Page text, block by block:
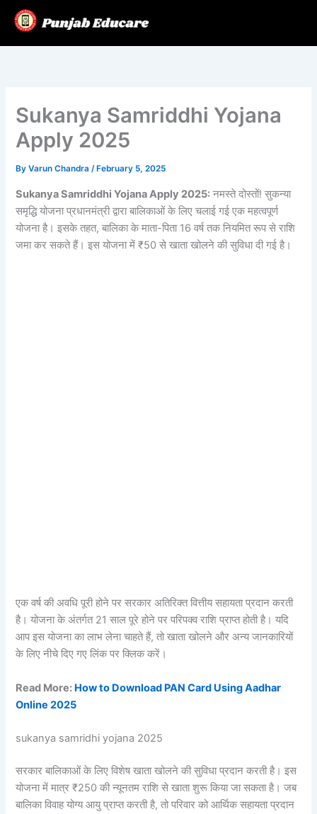
Skip
Sukanya Samriddhi Yojana
Apply 2025
ByVarun Chandra/ February 5, 2025
Sukanya Samriddhi Yojana Apply 2025: नमस्ते दोस्तों! सुकन्या
समृद्धि योजना प्रधानमंत्री द्वारा बालिकाओं के लिए चलाई गई एक महत्वपूर्ण
योजना है। इसके तहत, बालिका के माता-पिता 16 वर्ष तक नियमित रूप से राशि
जमा कर सकते हैं। इस योजना में ₹50 से खाता खोलने की सुविधा दी गई है।
एक वर्ष की अवधि पूरी होने पर सरकार अतिरिक्त वित्तीय सहायता प्रदान करती
है। योजना के अंतर्गत 21 साल पूरे होने पर परिपक्व राशि प्राप्त होती है। यदि
आप इस योजना का लाभ लेना चाहते हैं, तो खाता खोलने और अन्य जानकारियों
के लिए नीचे दिए गए लिंक पर क्लिक करें।
Read More: How to Download PAN Card Using Aadhar
Online 2025
sukanya samridhi yojana 2025
सरकार बालिकाओं के लिए विशेष खाता खोलने की सुविधा प्रदान करती है। इस
योजना में मात्र ₹250 की न्यूनतम राशि से खाता शुरू किया जा सकता है। जब
बालिका विवाह योग्य आयु प्राप्त करती है, तो परिवार को आर्थिक सहायता प्रदान